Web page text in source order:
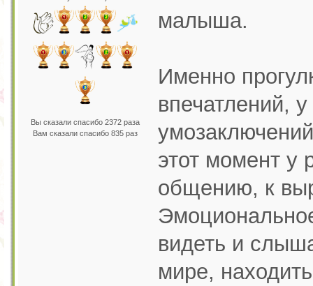
Вы сказали спасибо 2372 раза
Вам сказали спасибо 835 раз
малыша.
Именно
впечатлений,
этот момент у
общению, к
видеть и
мире,